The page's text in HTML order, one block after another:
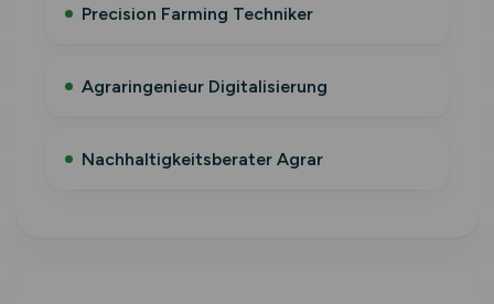
Precision Farming Techniker
Agraringenieur Digitalisierung
Nachhaltigkeitsberater Agrar